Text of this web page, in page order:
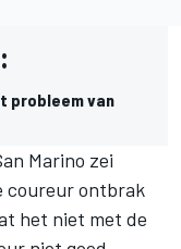
probleem van
Marino zei
coureur ontbrak
het niet met de